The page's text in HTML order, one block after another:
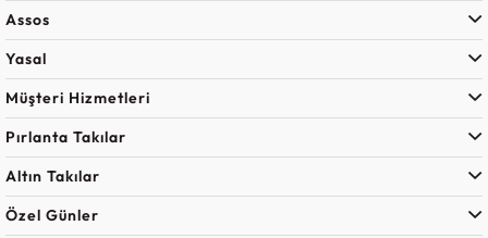
Assos
Yasal
Müşteri Hizmetleri
Pırlanta Takılar
Altın Takılar
Özel Günler